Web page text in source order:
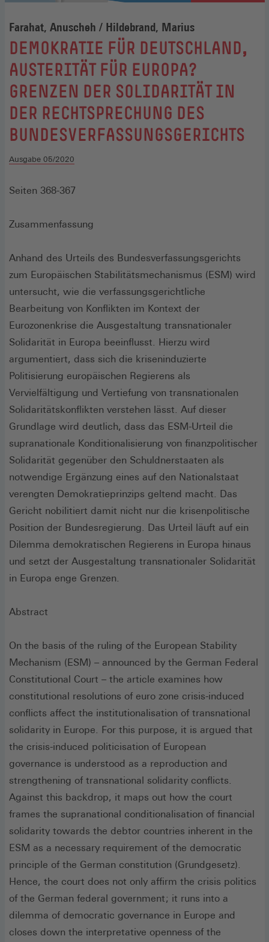
Farahat, Anuscheh / Hildebrand, Marius
:
DEMOKRATIE FÜR DEUTSCHLAND,
AUSTERITÄT FÜR EUROPA?
GRENZEN DER SOLIDARITÄT IN
DER RECHTSPRECHUNG DES
BUNDESVERFASSUNGSGERICHTS
Ausgabe 05/2020
Seiten 368-367
Zusammenfassung
Anhand des Urteils des Bundesverfassungsgerichts
zum Europäischen Stabilitätsmechanismus (ESM) wird
untersucht, wie die verfassungsgerichtliche
Bearbeitung von Konflikten im Kontext der
Eurozonenkrise die Ausgestaltung transnationaler
Solidarität in Europa beeinflusst. Hierzu wird
argumentiert, dass sich die kriseninduzierte
Politisierung europäischen Regierens als
Vervielfältigung und Vertiefung von transnationalen
Solidaritätskonflikten verstehen lässt. Auf dieser
Grundlage wird deutlich, dass das ESM-Urteil die
supranationale Konditionalisierung von finanzpolitischer
Solidarität gegenüber den Schuldnerstaaten als
notwendige Ergänzung eines auf den Nationalstaat
verengten Demokratieprinzips geltend macht. Das
Gericht nobilitiert damit nicht nur die krisenpolitische
Position der Bundesregierung. Das Urteil läuft auf ein
Dilemma demokratischen Regierens in Europa hinaus
und setzt der Ausgestaltung transnationaler Solidarität
in Europa enge Grenzen.
Abstract
On the basis of the ruling of the European Stability
Mechanism (ESM) – announced by the German Federal
Constitutional Court – the article examines how
constitutional resolutions of euro zone crisis-induced
conflicts affect the institutionalisation of transnational
solidarity in Europe. For this purpose, it is argued that
the crisis-induced politicisation of European
governance is understood as a reproduction and
strengthening of transnational solidarity conflicts.
Against this backdrop, it maps out how the court
frames the supranational conditionalisation of financial
solidarity towards the debtor countries inherent in the
ESM as a necessary requirement of the democratic
principle of the German constitution (Grundgesetz).
Hence, the court does not only affirm the crisis politics
of the German federal government ; it runs into a
dilemma of democratic governance in Europe and
closes down the interpretative openness of the